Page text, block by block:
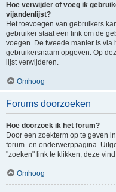
Hoe verwijder of voeg ik
vijandenlijst?
Het toevoegen van gebruikers
gebruiker staat een link om de
voegen. De tweede manier is via
gebruikersnaam opgeven. Op
lijst verwijderen.
Omhoog
Forums doorzoeken
Hoe doorzoek ik het forum?
Door een zoekterm op te geven
forum- en onderwerppagina.
"zoeken" link te klikken, deze
Omhoog